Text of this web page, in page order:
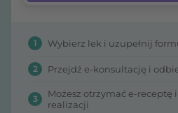
1 Wybierz lek i uzupełnij
2 Przejdź e-konsultację i
3
Możesz otrzymać e-receptę
realizacji